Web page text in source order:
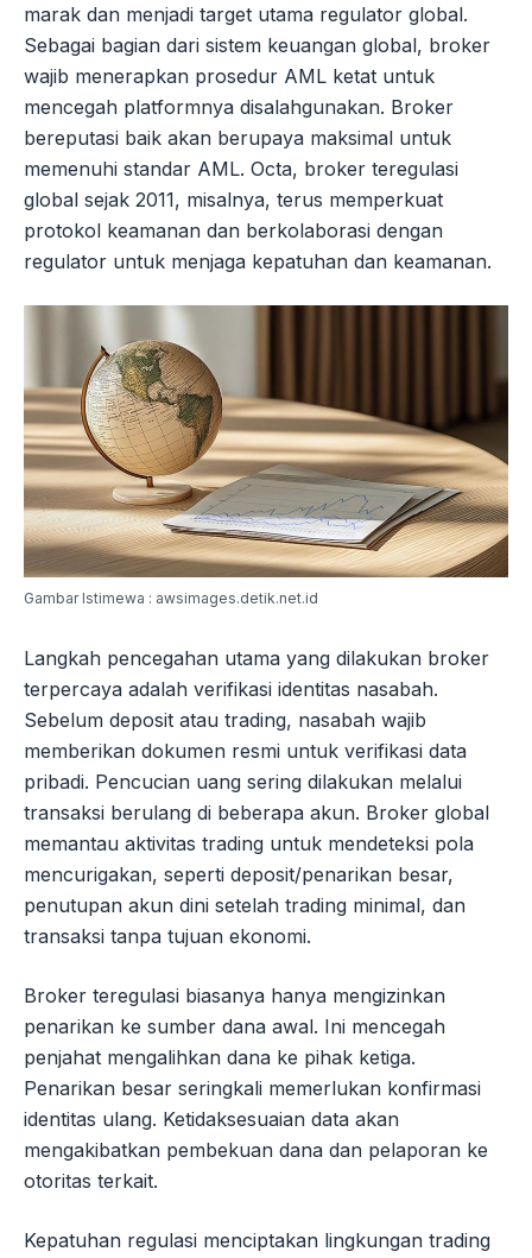
marak dan menjadi target utama regulator global.
Sebagai bagian dari sistem keuangan global, broker
wajib menerapkan prosedur AML ketat untuk
mencegah platformnya disalahgunakan. Broker
bereputasi baik akan berupaya maksimal untuk
memenuhi standar AML. Octa, broker teregulasi
global sejak 2011, misalnya, terus memperkuat
protokol keamanan dan berkolaborasi dengan
regulator untuk menjaga kepatuhan dan keamanan.
Gambar Istimewa : awsimages.detik.net.id
Langkah pencegahan utama yang dilakukan broker
terpercaya adalah verifikasi identitas nasabah.
Sebelum deposit atau trading, nasabah wajib
memberikan dokumen resmi untuk verifikasi data
pribadi. Pencucian uang sering dilakukan melalui
transaksi berulang di beberapa akun. Broker global
memantau aktivitas trading untuk mendeteksi pola
mencurigakan, seperti deposit/penarikan besar,
penutupan akun dini setelah trading minimal, dan
transaksi tanpa tujuan ekonomi.
Broker teregulasi biasanya hanya mengizinkan
penarikan ke sumber dana awal. Ini mencegah
penjahat mengalihkan dana ke pihak ketiga.
Penarikan besar seringkali memerlukan konfirmasi
identitas ulang. Ketidaksesuaian data akan
mengakibatkan pembekuan dana dan pelaporan ke
otoritas terkait.
Kepatuhan regulasi menciptakan lingkungan trading